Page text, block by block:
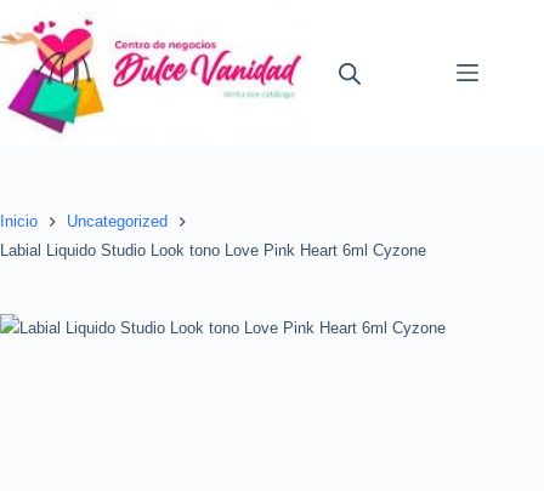
al
contenido
Inicio
Uncategorized
Labial Liquido Studio Look tono Love Pink Heart 6ml Cyzone